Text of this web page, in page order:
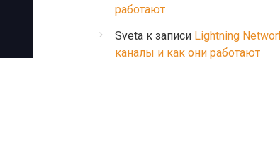
работают
Sveta к записи Lightning
каналы и как они работают